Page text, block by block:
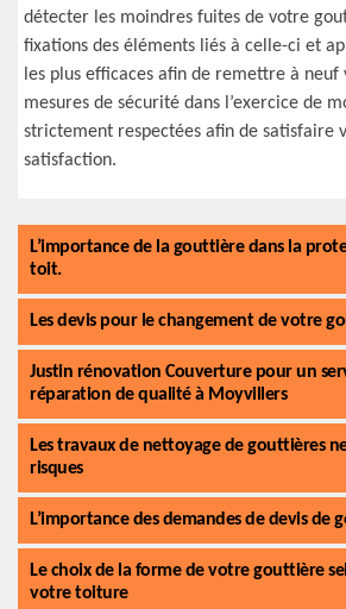
détecter les moindres fuites de votre
fixations des éléments liés à celle-ci et
les plus efficaces afin de remettre à
mesures de sécurité dans l’exercice de
strictement respectées afin de satisfaire
satisfaction.
L’importance de la gouttière dans la
toit.
Les devis pour le changement de votre
Justin rénovation Couverture pour un
réparation de qualité à Moyvillers
Les travaux de nettoyage de gouttières
risques
L’importance des demandes de devis de
Le choix de la forme de votre gouttière
votre toiture